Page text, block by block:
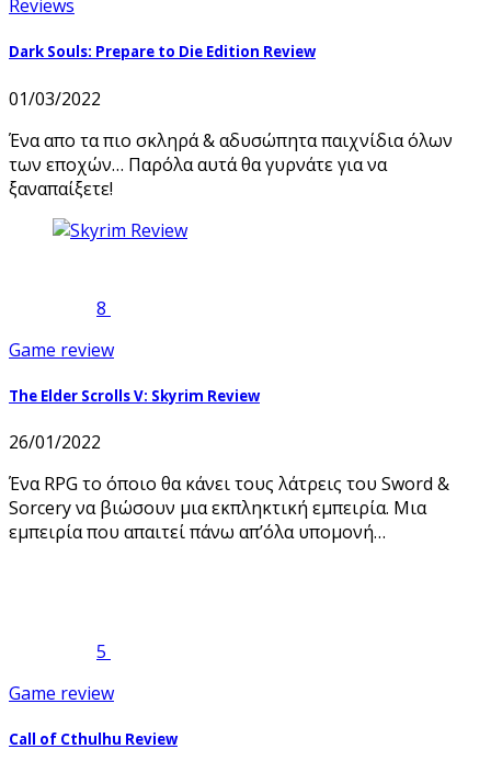
Reviews
Dark Souls: Prepare to Die Edition Review
01/03/2022
Ένα απο τα πιο σκληρά & αδυσώπητα παιχνίδια όλων
των εποχών… Παρόλα αυτά θα γυρνάτε για να
ξαναπαίξετε!
8
Game review
The Elder Scrolls V: Skyrim Review
26/01/2022
Ένα RPG το όποιο θα κάνει τους λάτρεις του Sword &
Sorcery να βιώσουν μια εκπληκτική εμπειρία. Μια
εμπειρία που απαιτεί πάνω απ’όλα υπομονή…
5
Game review
Call of Cthulhu Review